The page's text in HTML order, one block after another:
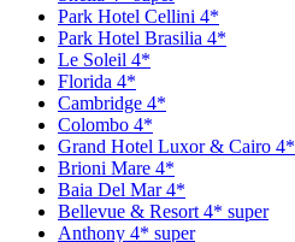
Park Hotel Cellini 4*
Park Hotel Brasilia 4*
Le Soleil 4*
Florida 4*
Cambridge 4*
Colombo 4*
Grand Hotel Luxor & Cairo 4*
Brioni Mare 4*
Baia Del Mar 4*
Bellevue & Resort 4* super
Anthony 4* super